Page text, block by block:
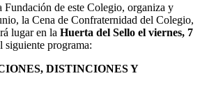
Fundación de este Colegio, organiza y
la Cena de Confraternidad del Colegio,
lugar en la Huerta del Sello el viernes, 7
siguiente programa:
DISTINCIONES Y